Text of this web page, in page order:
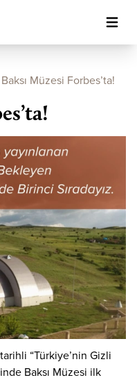
Baksı Müzesi Forbes’ta!
“Türkiye’nin Gizli
Baksı Müzesi ilk